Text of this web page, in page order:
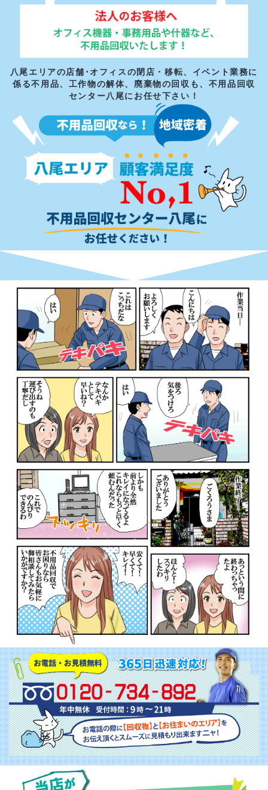
八尾エリアの店舗･オフィスの閉店・移転、イベント業務に
係る不用品、 工作物の解体、廃棄物の回収も、不用品回収
センター八尾にお任せ下さい！